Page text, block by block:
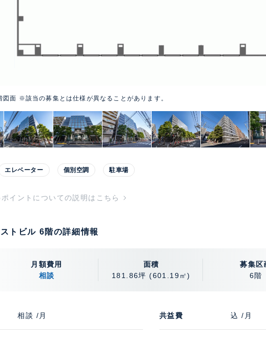
図面 ※該当の募集とは仕様が異なることがあります。
エレベーター 個別空調 駐車場
イントについての説明はこちら
トビル 6階の詳細情報
月額費用
相談
面積
181.86坪(601.19㎡)
募集区
6階
相談 /月 共益費 込 /月